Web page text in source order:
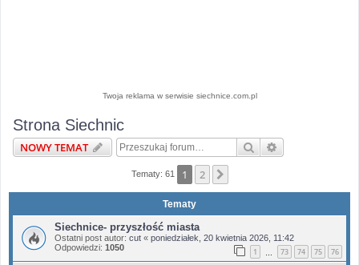
Twoja reklama w serwisie siechnice.com.pl
Strona Siechnic
NOWY TEMAT Szukaj
Tematy: 61 1 2
Tematy
Siechnice- przyszłość miasta
Ostatni post autor: cut « poniedziałek, 20 kwietnia 2026, 11:42
Odpowiedzi: 1050 1 73 74 75 76